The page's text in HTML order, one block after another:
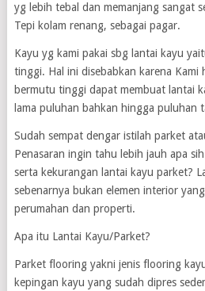
yg lebih tebal dan memanjang sangat
Tepi kolam renang, sebagai pagar.
Kayu yg kami pakai sbg lantai kayu
tinggi. Hal ini disebabkan karena Kami
bermutu tinggi dapat membuat lantai
lama puluhan bahkan hingga puluhan
Sudah sempat dengar istilah parket
Penasaran ingin tahu lebih jauh apa
serta kekurangan lantai kayu parket?
sebenarnya bukan elemen interior
perumahan dan properti.
Apa itu Lantai Kayu/Parket?
Parket flooring yakni jenis flooring
kepingan kayu yang sudah dipres